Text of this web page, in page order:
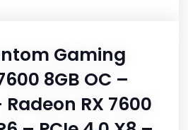
Gaming
8GB OC –
RX 7600